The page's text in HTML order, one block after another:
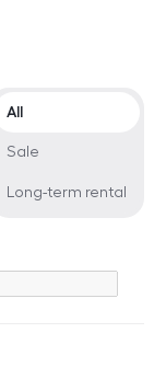
Offer type
All
Sale
Long-term rental